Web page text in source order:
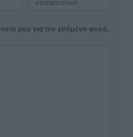
μου για την επόμενη φορά.